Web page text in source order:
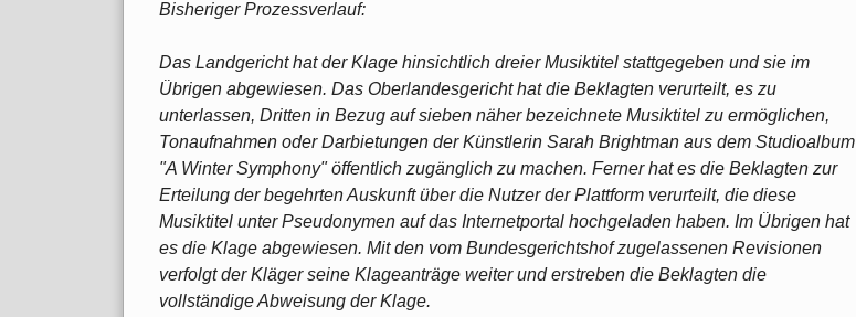
Bisheriger Prozessverlauf:
Das Landgericht hat der Klage hinsichtlich dreier Musiktitel stattgegeben und sie im
Übrigen abgewiesen. Das Oberlandesgericht hat die Beklagten verurteilt, es zu
unterlassen, Dritten in Bezug auf sieben näher bezeichnete Musiktitel zu ermöglichen,
Tonaufnahmen oder Darbietungen der Künstlerin Sarah Brightman aus dem Studioalbum
"A Winter Symphony" öffentlich zugänglich zu machen. Ferner hat es die Beklagten zur
Erteilung der begehrten Auskunft über die Nutzer der Plattform verurteilt, die diese
Musiktitel unter Pseudonymen auf das Internetportal hochgeladen haben. Im Übrigen hat
es die Klage abgewiesen. Mit den vom Bundesgerichtshof zugelassenen Revisionen
verfolgt der Kläger seine Klageanträge weiter und erstreben die Beklagten die
vollständige Abweisung der Klage.